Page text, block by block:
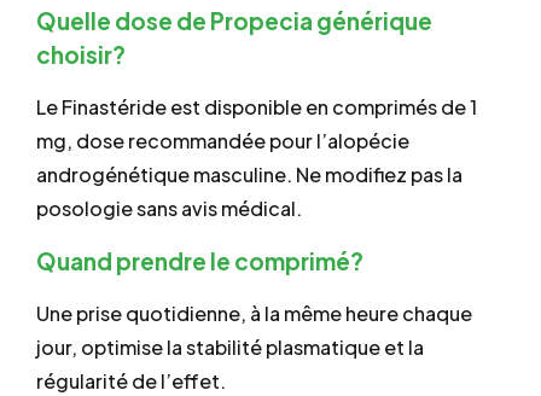
Quelle dose de Propecia générique
choisir?
Le Finastéride est disponible en comprimés de 1
mg, dose recommandée pour l’alopécie
androgénétique masculine. Ne modifiez pas la
posologie sans avis médical.
Quand prendre le comprimé?
Une prise quotidienne, à la même heure chaque
jour, optimise la stabilité plasmatique et la
régularité de l’effet.